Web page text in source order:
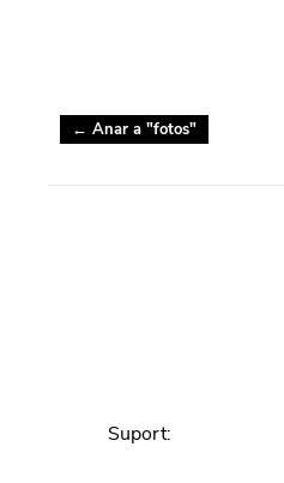
← Anar a "fotos"
Suport: